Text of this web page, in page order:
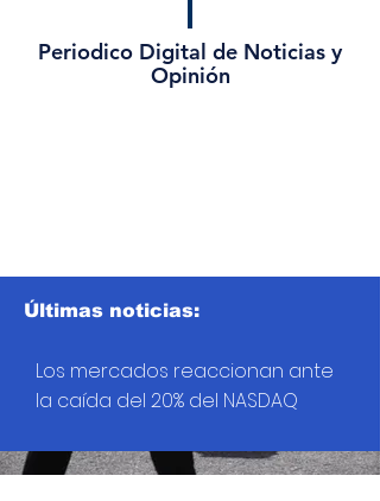
Periodico Digital de Noticias y
Opinión
Últimas noticias:
Los mercados reaccionan ante
la caída del 20% del NASDAQ